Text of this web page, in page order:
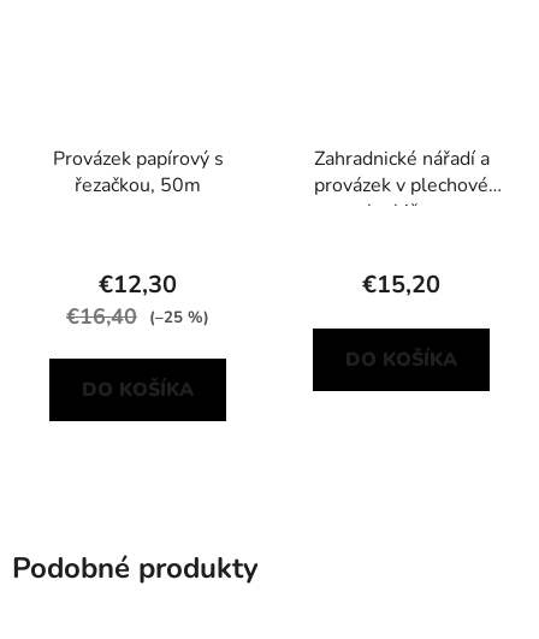
Provázek papírový s
řezačkou, 50m
€12,30
€16,40 (–25 %)
DO KOŠÍKA
Zahradnické nářadí a
provázek v plechové
krabičce
€15,20
DO KOŠÍKA
Podobné produkty